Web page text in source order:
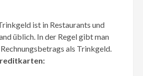
ist in Restaurants und
üblich. In der Regel gibt man
als Trinkgeld.